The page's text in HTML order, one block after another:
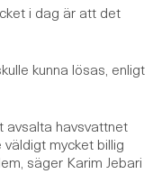
i dag är att det
kunna lösas, enligt
avsalta havsvattnet
mycket billig
säger Karim Jebari